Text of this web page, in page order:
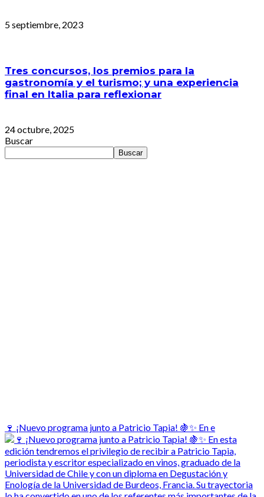
5 septiembre, 2023
Tres concursos, los premios para la
gastronomía y el turismo; y una experiencia
final en Italia para reflexionar
24 octubre, 2025
Buscar
Buscar
🍷 ¡Nuevo programa junto a Patricio Tapia! 🍇✨ En e